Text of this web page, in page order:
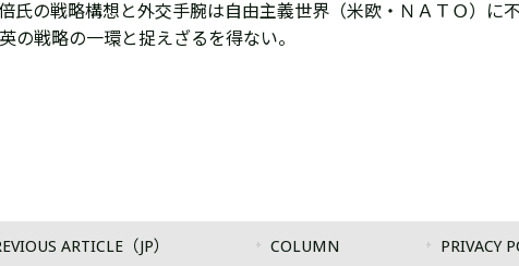
氏の戦略構想と外交手腕は自由主義世界（米欧・ＮＡＴＯ）に
の戦略の一環と捉えざるを得ない。
ARTICLE（JP） COLUMN PRIVACY